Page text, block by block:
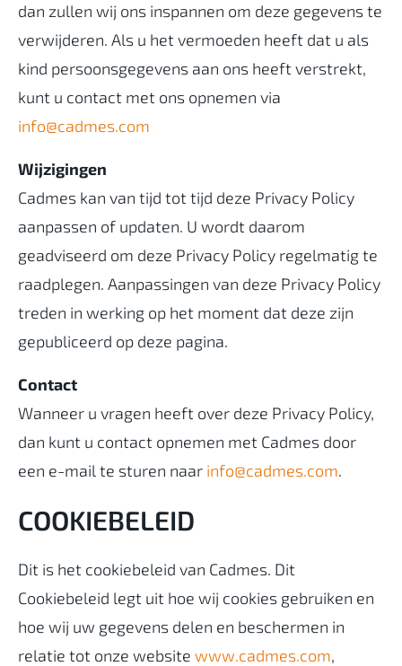
dan zullen wij ons inspannen om deze gegevens te
verwijderen. Als u het vermoeden heeft dat u als
kind persoonsgegevens aan ons heeft verstrekt,
kunt u contact met ons opnemen via
info@cadmes.com
Wijzigingen
Cadmes kan van tijd tot tijd deze Privacy Policy
aanpassen of updaten. U wordt daarom
geadviseerd om deze Privacy Policy regelmatig te
raadplegen. Aanpassingen van deze Privacy Policy
treden in werking op het moment dat deze zijn
gepubliceerd op deze pagina.
Contact
Wanneer u vragen heeft over deze Privacy Policy,
dan kunt u contact opnemen met Cadmes door
een e-mail te sturen naar info@cadmes.com.
COOKIEBELEID
Dit is het cookiebeleid van Cadmes. Dit
Cookiebeleid legt uit hoe wij cookies gebruiken en
hoe wij uw gegevens delen en beschermen in
relatie tot onze website www.cadmes.com,